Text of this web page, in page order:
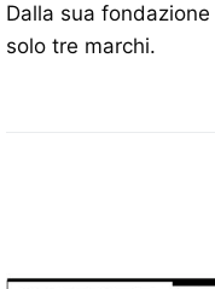
Dalla sua
solo tre marchi.